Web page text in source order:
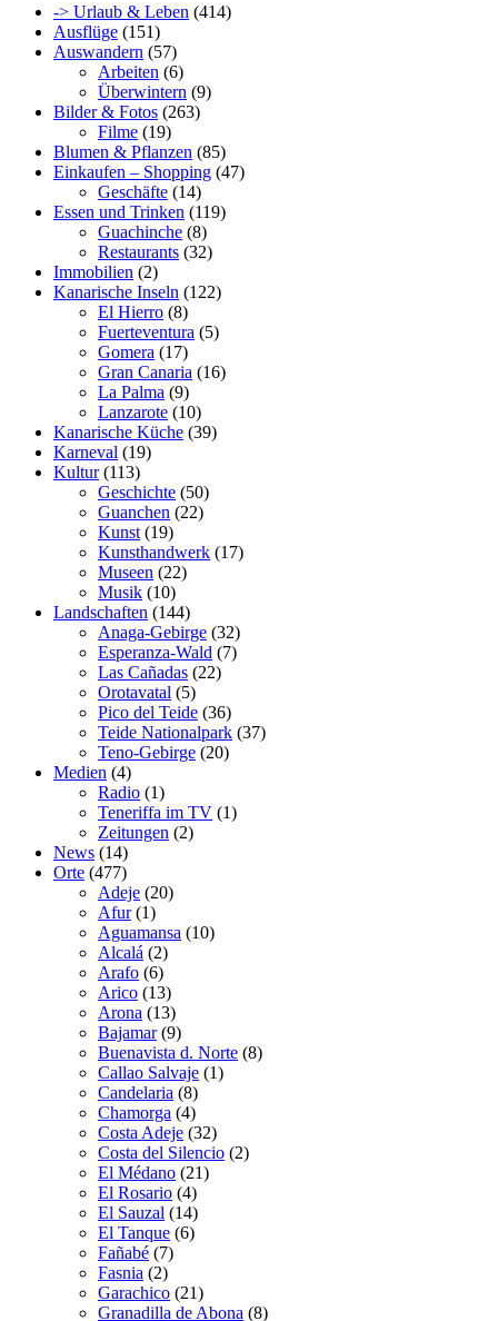
-> Urlaub & Leben (414)
Ausflüge (151)
Auswandern (57)
Arbeiten (6)
Überwintern (9)
Bilder & Fotos (263)
Filme (19)
Blumen & Pflanzen (85)
Einkaufen – Shopping (47)
Geschäfte (14)
Essen und Trinken (119)
Guachinche (8)
Restaurants (32)
Immobilien (2)
Kanarische Inseln (122)
El Hierro (8)
Fuerteventura (5)
Gomera (17)
Gran Canaria (16)
La Palma (9)
Lanzarote (10)
Kanarische Küche (39)
Karneval (19)
Kultur(113)
Geschichte (50)
Guanchen (22)
Kunst (19)
Kunsthandwerk (17)
Museen (22)
Musik (10)
Landschaften (144)
Anaga-Gebirge (32)
Esperanza-Wald (7)
Las Cañadas (22)
Orotavatal (5)
Pico del Teide (36)
Teide Nationalpark (37)
Teno-Gebirge (20)
Medien (4)
Radio (1)
Teneriffa im TV (1)
Zeitungen (2)
News (14)
Orte (477)
Adeje (20)
Afur(1)
Aguamansa (10)
Alcalá (2)
Arafo (6)
Arico (13)
Arona (13)
Bajamar(9)
Buenavista d. Norte (8)
Callao Salvaje (1)
Candelaria (8)
Chamorga (4)
Costa Adeje (32)
Costa del Silencio (2)
El Médano (21)
El Rosario (4)
El Sauzal (14)
El Tanque (6)
Fañabé (7)
Fasnia (2)
Garachico (21)
Granadilla de Abona (8)